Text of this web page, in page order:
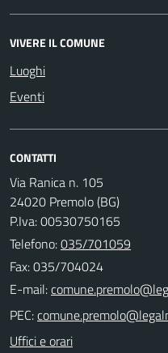
VIVERE IL COMUNE
Luoghi
Eventi
CONTATTI
Via Ranica n. 105
24020 Premolo (BG)
P.Iva: 00530750165
Telefono:035/701059
Fax: 035/704024
E-mail:
PEC:
Uffici e orari